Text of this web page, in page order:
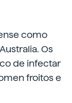
como
Os
de infectar
froitos e